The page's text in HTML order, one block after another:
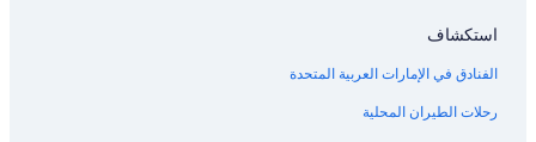
Hilton Hotels في دينفر
استكشاف
الفنادق في الإمارات العربية المتحدة
رحلات الطيران المحلية